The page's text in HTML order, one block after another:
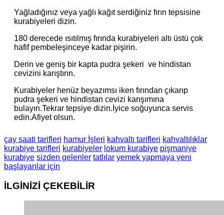
Yağladığınız veya yağlı kağıt serdiğiniz fırın tepsisine
kurabiyeleri dizin.
180 derecede ısıtılmış fırında kurabiyeleri altı üstü çok
hafif pembeleşinceye kadar pişirin.
Derin ve geniş bir kapta pudra şekeri ve hindistan
cevizini karıştırın.
Kurabiyeler henüz beyazımsı iken fırından çıkarıp
pudra şekeri ve hindistan cevizi karışımına
bulayın.Tekrar tepsiye dizin.İyice soğuyunca servis
edin.Afiyet olsun.
çay saati tarifleri hamur İşleri kahvaltı tarifleri kahvaltılıklar
kurabiye tarifleri kurabiyeler lokum kurabiye pişmaniye
kurabiye sizden gelenler tatlılar yemek yapmaya yeni
başlayanlar için
İLGİNİZİ ÇEKEBİLİR